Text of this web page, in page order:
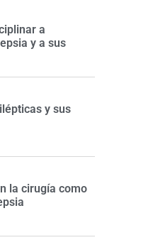
a
y a sus
y sus
la cirugía como